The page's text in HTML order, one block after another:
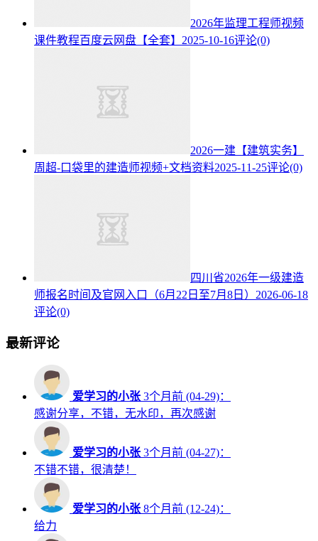
2026年监理工程师视频
课件教程百度云网盘【全套】 2025-10-16评论(0)
2026一建【建筑实务】
周超-口袋里的建造师视频+文档资料2025-11-25评论(0)
四川省2026年一级建造
师报名时间及官网入口（6月22日至7月8日） 2026-06-18
评论(0)
最新评论
爱学习的小张 3个月前 (04-29)：
感谢分享，不错，无水印，再次感谢
爱学习的小张 3个月前 (04-27)：
不错不错，很清楚！
爱学习的小张 8个月前 (12-24)：
给力